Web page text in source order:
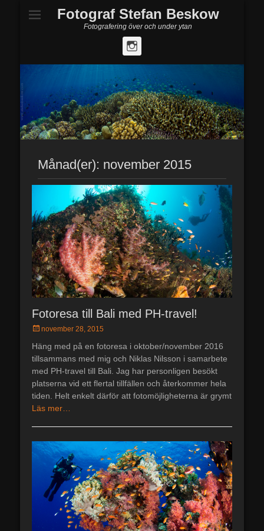
Fotograf Stefan Beskow
Fotografering över och under ytan
Månad(er): november 2015
Fotoresa till Bali med PH-travel!
Postades
november 28, 2015
Häng med på en fotoresa i oktober/november 2016
tillsammans med mig och Niklas Nilsson i samarbete
med PH-travel till Bali. Jag har personligen besökt
platserna vid ett flertal tillfällen och återkommer hela
tiden. Helt enkelt därför att fotomöjligheterna är grymt
Läs mer…